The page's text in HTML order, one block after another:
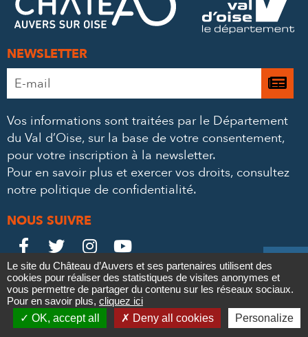
Contact

Newsletter
MAIL
NEWSLETTER
Adresse
e-
*
Je
à
Vos informations sont traitées par le Département
du Val d’Oise, sur la base de votre consentement,
pour votre inscription à la newsletter.
Pour en savoir plus et exercer vos droits, consultez
notre politique de confidentialité.
NOUS SUIVRE
Le
Château
sur

Le
Château
sur

Le
Château
sur

Le
Château
sur

Mentions légales Politique de confidentialité
Crédits
Partenaires & Mécènes
Recrutement
Plan du site
Le site du Château d’Auvers et ses partenaires utilisent des
cookies pour réaliser des statistiques de visites anonymes et
vous permettre de partager du contenu sur les réseaux sociaux.
Pour en savoir plus, cliquez ici
OK, accept all
Deny all cookies Personalize